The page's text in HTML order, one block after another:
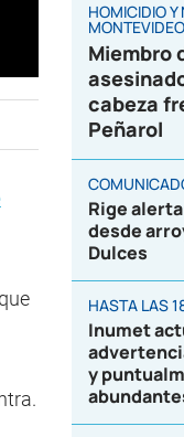
HOMICIDIO Y
MONTEVIDEO
Miembro
cabeza
Peñarol
Rige
desde
Dulces
HASTA LAS
Inumet
y